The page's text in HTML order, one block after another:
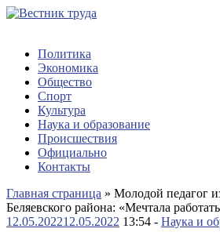
Политика
Экономика
Общество
Спорт
Культура
Наука и образование
Происшествия
Официально
Контакты
Главная страница » Молодой педагог
Беляевского района: «Мечтала
12.05.202212.05.2022 13:54 - Наука и